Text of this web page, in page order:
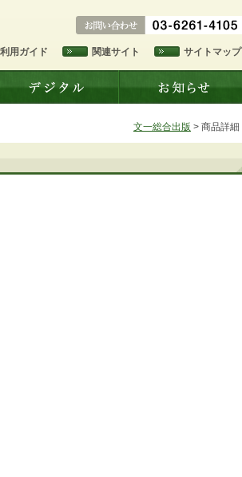
サイトマップ
関連サイト
用ガイド
文一総合出版 > 商品詳細